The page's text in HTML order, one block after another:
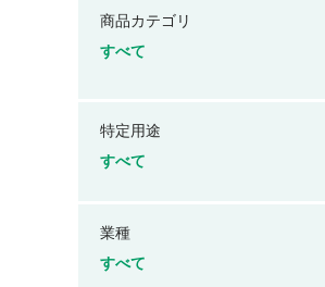
商品カテゴリ
すべて
特定用途
すべて
業種
すべて